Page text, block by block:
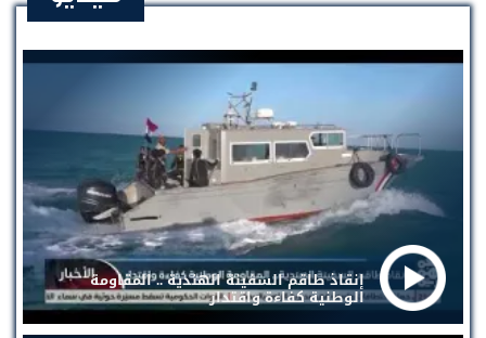
إنقاذ طاقم السفينة الهندية .. المقاومة
الوطنية كفاءة واقتدار